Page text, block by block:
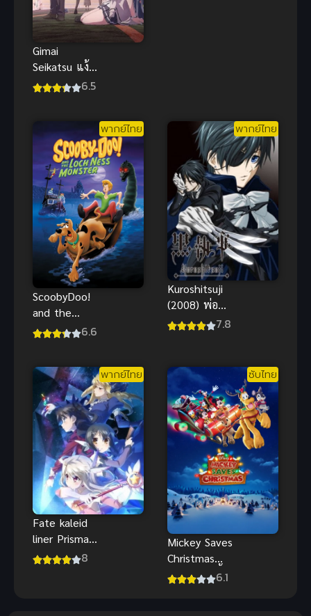
Gimai
Seikatsu แง้ม
หัวใจยัยน้อง6.5
พากย์ไทย
ScoobyDoo!
and the
Loch Ness
บาดาล พากย์
ไทย
6.6
พากย์ไทย
Kuroshitsuji
(2008) พ่อ
บ้านปีศาจ 7.8
พากย์ไทย
Fate kaleid
liner Prisma
Illya สาวน้อย
8
ซับไทย
Mickey Saves
Christmas
(2022) มิกกี้6.1